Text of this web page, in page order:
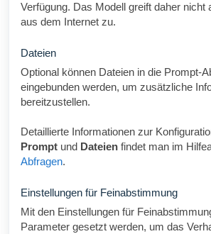
Verfügung. Das Modell greift daher nicht
aus dem Internet zu.
Dateien
Optional können Dateien in die Prompt-
eingebunden werden, um zusätzliche
bereitzustellen.
Detaillierte Informationen zur
Prompt und Dateien findet man im
Abfragen.
Einstellungen für Feinabstimmung
Mit den Einstellungen für
Parameter gesetzt werden, um das